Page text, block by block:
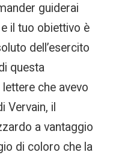
guiderai
il tuo obiettivo è
dell’esercito
questa
che avevo
Vervain, il
a vantaggio
di coloro che la